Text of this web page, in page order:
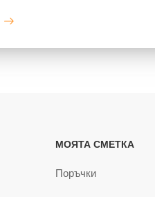
МОЯТА СМЕТКА
Поръчки